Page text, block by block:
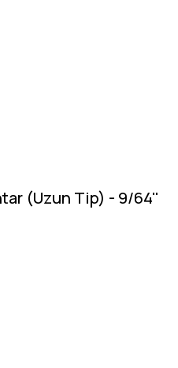
(Uzun Tip) - 9/64''